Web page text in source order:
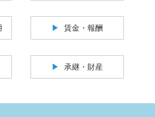
賃金・報酬
承継・財産